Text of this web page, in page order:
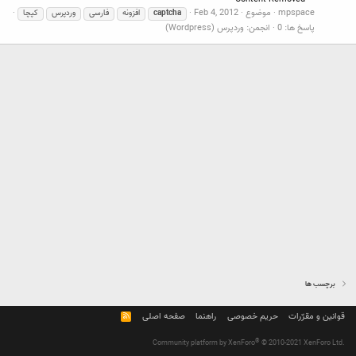
mpspace موضوع Feb 4, 2012
captcha افزونه فارسی وردپرس کپچا
پاسخ ها: 0 انجمن: وردپرس (Wordpress)
برچسب ها
قوانین و مقرّرات حریم خصوصی راهنما صفحه اصلی
R
S
Community platform by XenForo® © 2010-2021 XenForo Ltd.